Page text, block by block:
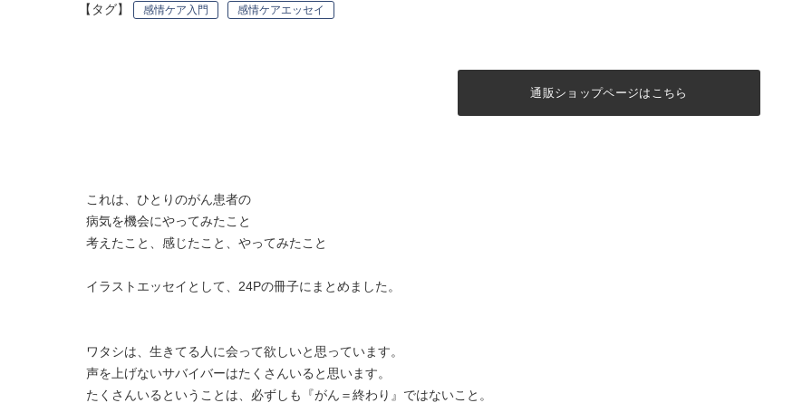
【タグ】
感情ケア入門 感情ケアエッセイ
通販ショップページはこちら
これは、ひとりのがん患者の
病気を機会にやってみたこと
考えたこと、感じたこと、やってみたこと
イラストエッセイとして、24Pの冊子にまとめました。
ワタシは、生きてる人に会って欲しいと思っています。
声を上げないサバイバーはたくさんいると思います。
たくさんいるということは、必ずしも『がん＝終わり』ではないこと。